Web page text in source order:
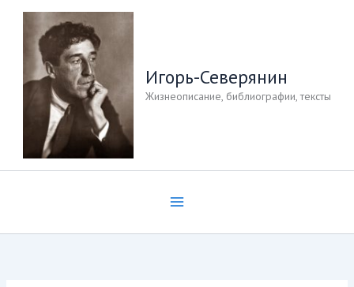
Перейти
содержимому
Игорь-Северянин
Жизнеописание, библиографии, тексты